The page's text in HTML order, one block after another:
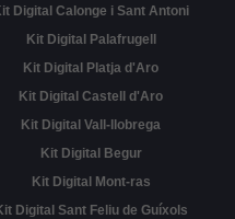
Digital Calonge i Sant Antoni
Kit Digital Palafrugell
Kit Digital Platja d'Aro
Kit Digital Castell d'Aro
Kit Digital Vall-llobrega
Kit Digital Begur
Kit Digital Mont-ras
Digital Sant Feliu de Guíxols